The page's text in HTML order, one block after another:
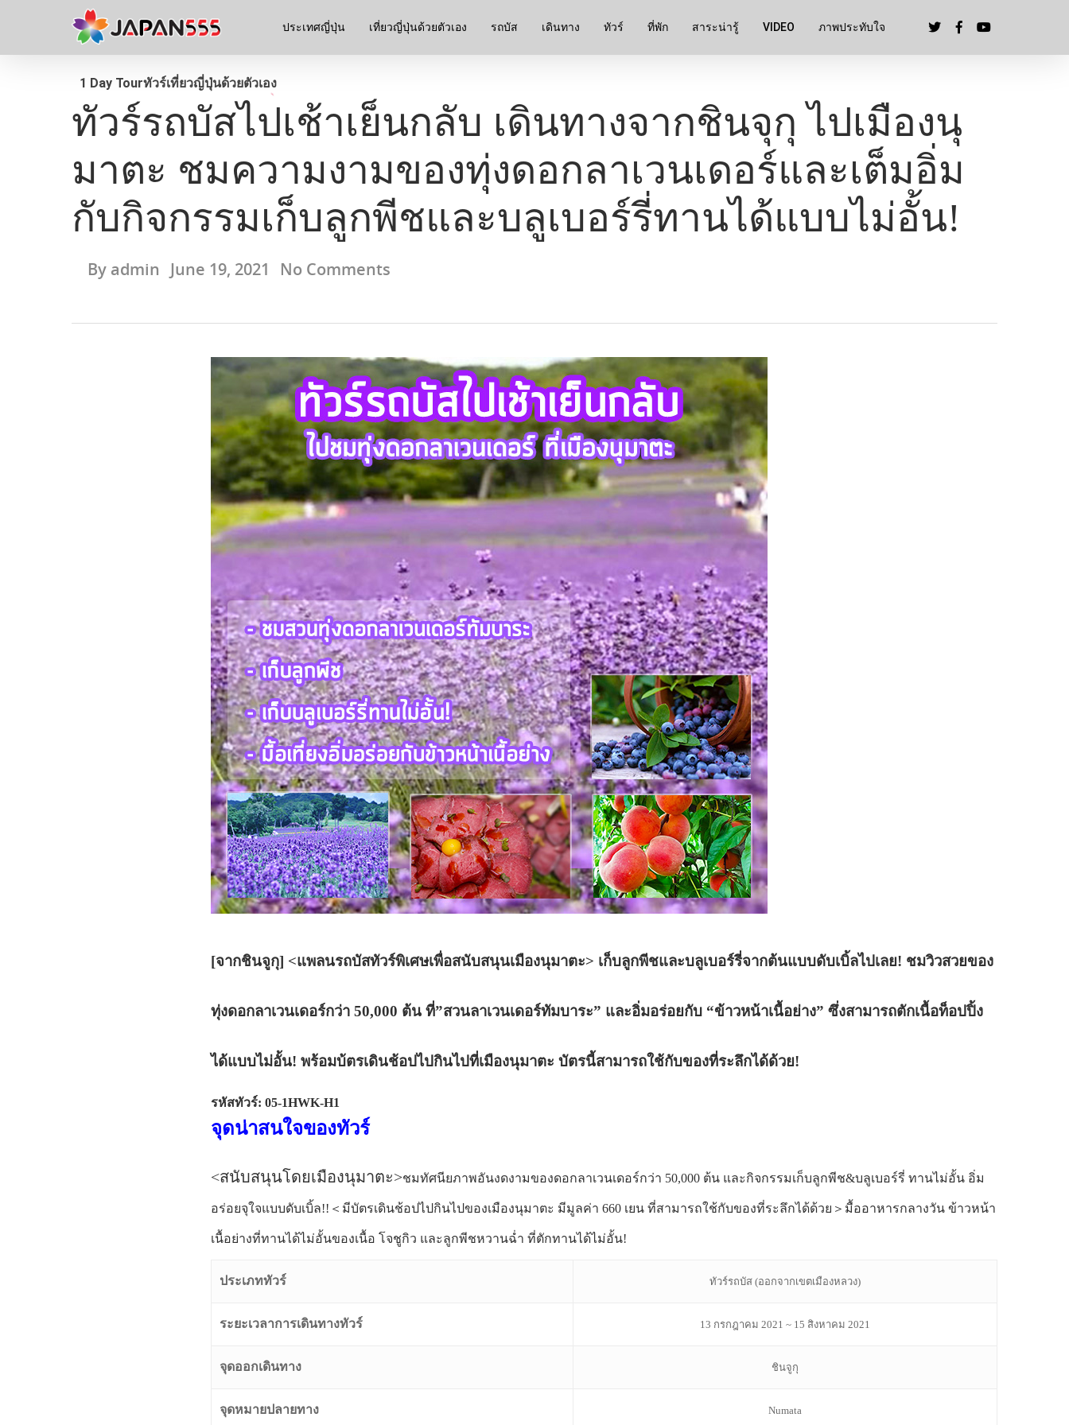
ประเทศญี่ปุ่น เที่ยวญี่ปุ่นด้วยตัวเอง รถบัส เดินทาง ทัวร์ ที่พัก สาระน่ารู้ VIDEO ภาพประทับใจ
1 Day Tourทัวร์เที่ยวญี่ปุ่นด้วยตัวเอง
ทัวร์รถบัสไปเช้าเย็นกลับ เดินทางจากชินจุกุ ไปเมืองนุ
มาตะ ชมความงามของทุ่งดอกลาเวนเดอร์และเต็มอิ่ม
กับกิจกรรมเก็บลูกพีชและบลูเบอร์รี่ทานได้แบบไม่อั้น!
By admin June 19, 2021 No Comments
[จากชินจูกุ] <แพลนรถบัสทัวร์พิเศษเพื่อสนับสนุนเมืองนุมาตะ> เก็บลูกพีชและบลูเบอร์รี่จากต้นแบบดับเบิ้ลไปเลย! ชมวิวสวยของ
ทุ่งดอกลาเวนเดอร์กว่า 50,000 ต้น ที่”สวนลาเวนเดอร์ทัมบาระ” และอิ่มอร่อยกับ “ข้าวหน้าเนื้อย่าง” ซึ่งสามารถตักเนื้อท็อปปิ้ง
ได้แบบไม่อั้น! พร้อมบ้ตรเดินช้อปไปกินไปที่เมืองนุมาตะ บัตรนี้สามารถใช้กับของที่ระลึกได้ด้วย!
รหัสทัวร์: 05-1HWK-H1
จุดน่าสนใจของทัวร์
<สนับสนุนโดยเมืองนุมาตะ>ชมทัศนียภาพอันงดงามของดอกลาเวนเดอร์กว่า 50,000 ต้น และกิจกรรมเก็บลูกพีช&บลูเบอร์รี่ ทานไม่อั้น อิ่ม
อร่อยจุใจแบบดับเบิ้ล!!＜มีบัตรเดินช้อปไปกินไปของเมืองนุมาตะ มีมูลค่า 660 เยน ที่สามารถใช้กับของที่ระลึกได้ด้วย＞มื้ออาหารกลางวัน ข้าวหน้า
เนื้อย่างที่ทานได้ไม่อั้นของเนื้อ โจชูกิว และลูกพีชหวานฉ่ำ ที่ตักทานได้ไม่อั้น!
ประเภททัวร์ ทัวร์รถบัส (ออกจากเขตเมืองหลวง)
ระยะเวลาการเดินทางทัวร์ 13 กรกฎาคม 2021 ~ 15 สิงหาคม 2021
จุดออกเดินทาง ชินจูกุ
จุดหมายปลายทาง Numata